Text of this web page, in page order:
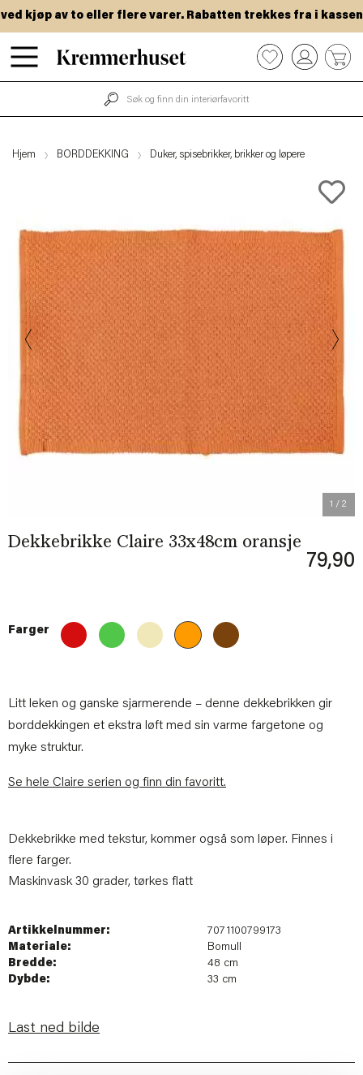
Hopp
til
kjøp av to eller flere varer. Rabatten trekkes fra i kassen.
0
Hjem BORDDEKKING Duker, spisebrikker, brikker og løpere
1 / 2
Previous Next
Dekkebrikke Claire 33x48cm oransje
79,90
Farger
Litt leken og ganske sjarmerende – denne dekkebrikken gir
borddekkingen et ekstra løft med sin varme fargetone og
myke struktur.
Se hele Claire serien og finn din favoritt.
Dekkebrikke med tekstur, kommer også som løper. Finnes i
flere farger.
Maskinvask 30 grader, tørkes flatt
Artikkelnummer:
7071100799173
Materiale:
Bomull
Bredde:
48 cm
Dybde:
33 cm
Last ned bilde